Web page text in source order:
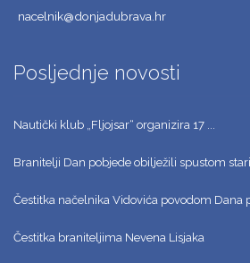
nacelnik@donjadubrava.hr
Posljednje novosti
Nautički klub „Fljojsar“ organizira 17 ...
Branitelji Dan pobjede obilježili spustom
Čestitka načelnika Vidovića povodom Dana
Čestitka braniteljima Nevena Lisjaka